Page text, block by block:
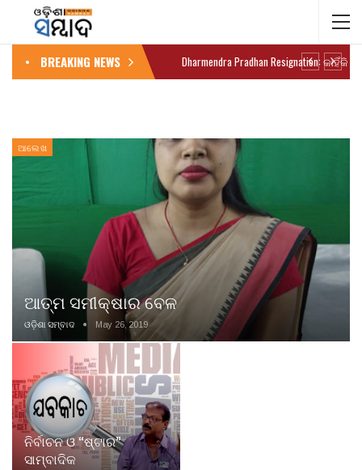
BREAKING NEWS
ଆଲେଖ
ଆତ୍ମ ସମୀକ୍ଷାର ବେଳ
ଓଡ଼ିଶା ସମ୍ବାଦ May 26, 2019
ନିର୍ବାଚନ ଓ “ଷ୍ଟାର”
ସାମ୍ବାଦିକ